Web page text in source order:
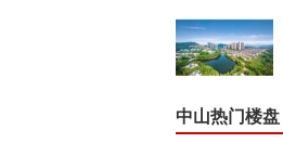
中山热门楼盘